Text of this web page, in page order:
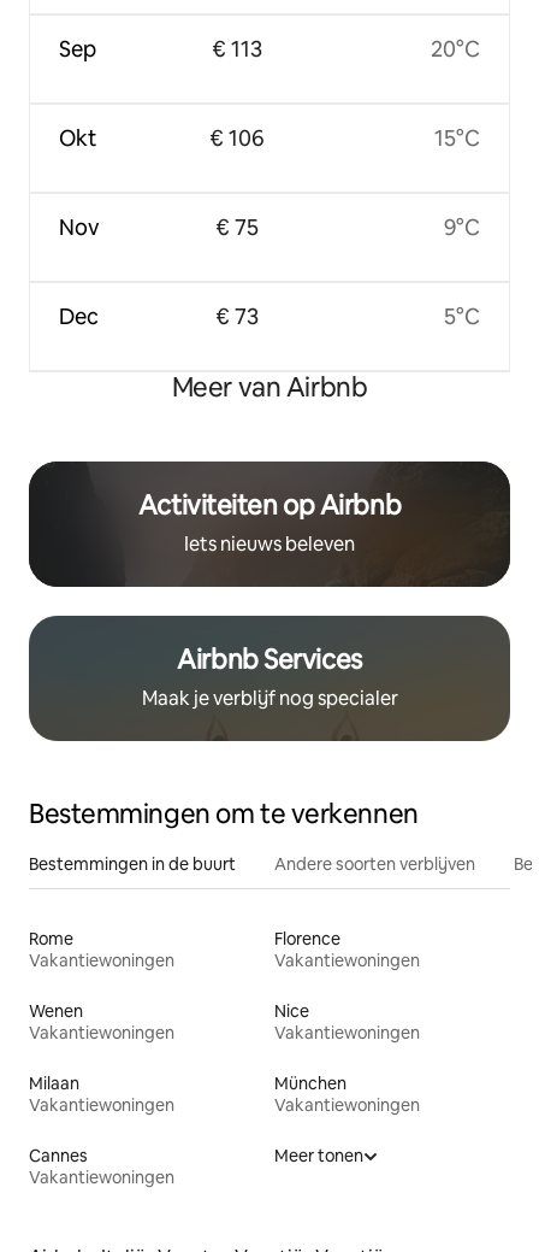
Sep
Okt
Nov
Dec
€ 113
€ 106
€ 75
€ 73
20°C
15°C
9°C
5°C
Meer van Airbnb
Activiteiten op Airbnb
Iets nieuws beleven
Airbnb Services
Maak je verblijf nog specialer
Bestemmingen om te verkennen
Bestemmingen in de buurt Andere soorten verblijven
Rome
Vakantiewoningen
Florence
Vakantiewoningen
Wenen
Vakantiewoningen
Nice
Vakantiewoningen
Milaan
Vakantiewoningen
München
Vakantiewoningen
Cannes
Vakantiewoningen
Meer tonen